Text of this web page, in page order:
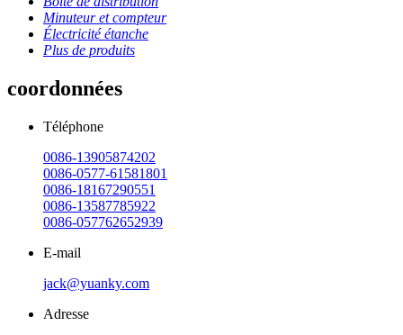
Minuteur et compteur
Électricité étanche
Plus de produits
coordonnées
Téléphone
0086-13905874202
0086-0577-61581801
0086-18167290551
0086-13587785922
0086-057762652939
E-mail
jack@yuanky.com
Adresse